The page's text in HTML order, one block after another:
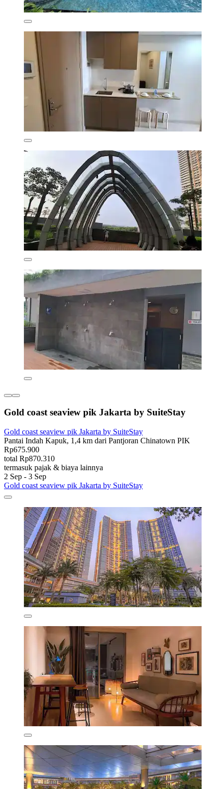
Gold coast seaview pik Jakarta by SuiteStay
Gold coast seaview pik Jakarta by SuiteStay
Pantai Indah Kapuk, 1,4 km dari Pantjoran Chinatown PIK
Rp675.900
total Rp870.310
termasuk pajak & biaya lainnya
2 Sep - 3 Sep
Gold coast seaview pik Jakarta by SuiteStay